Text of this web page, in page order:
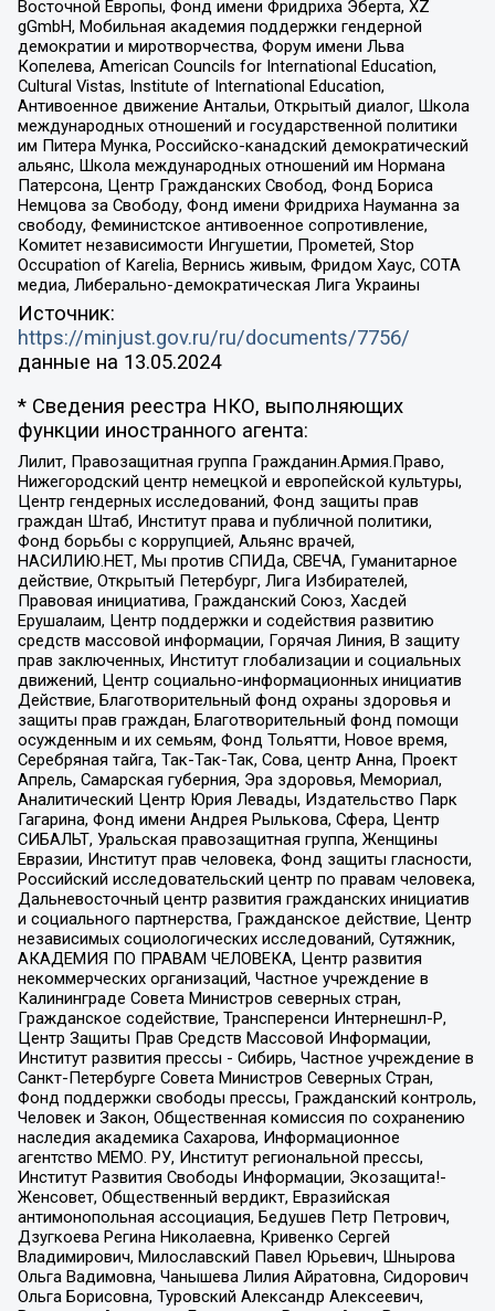
Восточной Европы, Фонд имени Фридриха Эберта, XZ
gGmbH, Мобильная академия поддержки гендерной
демократии и миротворчества, Форум имени Льва
Копелева, American Councils for International Education,
Cultural Vistas, Institute of International Education,
Антивоенное движение Антальи, Открытый диалог, Школа
международных отношений и государственной политики
им Питера Мунка, Российско-канадский демократический
альянс, Школа международных отношений им Нормана
Патерсона, Центр Гражданских Свобод, Фонд Бориса
Немцова за Свободу, Фонд имени Фридриха Науманна за
свободу, Феминистское антивоенное сопротивление,
Комитет независимости Ингушетии, Прометей, Stop
Occupation of Karelia, Вернись живым, Фридом Хаус, СОТА
медиа, Либерально-демократическая Лига Украины
Источник:
https://minjust.gov.ru/ru/documents/7756/
данные на 13.05.2024
* Сведения реестра НКО, выполняющих
функции иностранного агента:
Лилит, Правозащитная группа Гражданин.Армия.Право,
Нижегородский центр немецкой и европейской культуры,
Центр гендерных исследований, Фонд защиты прав
граждан Штаб, Институт права и публичной политики,
Фонд борьбы с коррупцией, Альянс врачей,
НАСИЛИЮ.НЕТ, Мы против СПИДа, СВЕЧА, Гуманитарное
действие, Открытый Петербург, Лига Избирателей,
Правовая инициатива, Гражданский Союз, Хасдей
Ерушалаим, Центр поддержки и содействия развитию
средств массовой информации, Горячая Линия, В защиту
прав заключенных, Институт глобализации и социальных
движений, Центр социально-информационных инициатив
Действие, Благотворительный фонд охраны здоровья и
защиты прав граждан, Благотворительный фонд помощи
осужденным и их семьям, Фонд Тольятти, Новое время,
Серебряная тайга, Так-Так-Так, Сова, центр Анна, Проект
Апрель, Самарская губерния, Эра здоровья, Мемориал,
Аналитический Центр Юрия Левады, Издательство Парк
Гагарина, Фонд имени Андрея Рылькова, Сфера, Центр
СИБАЛЬТ, Уральская правозащитная группа, Женщины
Евразии, Институт прав человека, Фонд защиты гласности,
Российский исследовательский центр по правам человека,
Дальневосточный центр развития гражданских инициатив
и социального партнерства, Гражданское действие, Центр
независимых социологических исследований, Сутяжник,
АКАДЕМИЯ ПО ПРАВАМ ЧЕЛОВЕКА, Центр развития
некоммерческих организаций, Частное учреждение в
Калининграде Совета Министров северных стран,
Гражданское содействие, Трансперенси Интернешнл-Р,
Центр Защиты Прав Средств Массовой Информации,
Институт развития прессы - Сибирь, Частное учреждение в
Санкт-Петербурге Совета Министров Северных Стран,
Фонд поддержки свободы прессы, Гражданский контроль,
Человек и Закон, Общественная комиссия по сохранению
наследия академика Сахарова, Информационное
агентство МЕМО. РУ, Институт региональной прессы,
Институт Развития Свободы Информации, Экозащита!-
Женсовет, Общественный вердикт, Евразийская
антимонопольная ассоциация, Бедушев Петр Петрович,
Дзугкоева Регина Николаевна, Кривенко Сергей
Владимирович, Милославский Павел Юрьевич, Шнырова
Ольга Вадимовна, Чанышева Лилия Айратовна, Сидорович
Ольга Борисовна, Туровский Александр Алексеевич,